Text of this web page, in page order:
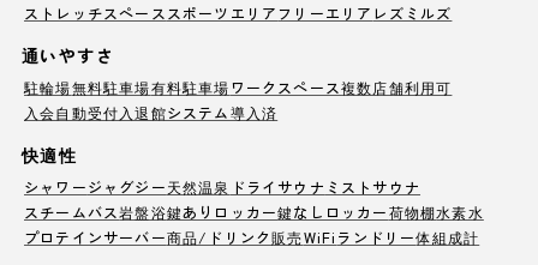
ストレッチスペース スポーツエリア フリーエリア レズミルズ
通いやすさ
駐輪場無料駐車場有料駐車場ワークスペース複数店舗利用可
入会自動受付 入退館システム導入済
快適性
シャワージャグジー天然温泉 ドライサウナ ミストサウナ
スチームバス岩盤浴鍵ありロッカー鍵なしロッカー荷物棚水素水
プロテインサーバー商品/ドリンク販売WiFi ランドリー体組成計